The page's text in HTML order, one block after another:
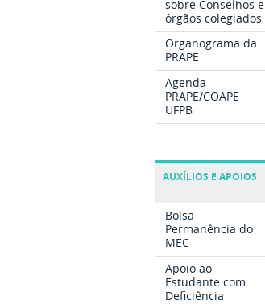
sobre Conselhos e
órgãos colegiados
Organograma da
PRAPE
Agenda
PRAPE/COAPE
UFPB
AUXÍLIOS E APOIOS
Bolsa
Permanência do
MEC
Apoio ao
Estudante com
Deficiência